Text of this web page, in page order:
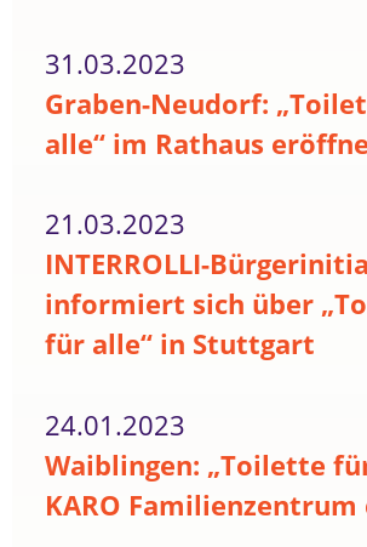
31.03.2023
Graben-Neudorf:
alle“ im Rathaus
21.03.2023
INTERROLLI-
informiert sich über
für alle“ in Stuttgart
24.01.2023
Waiblingen: „Toilette
KARO